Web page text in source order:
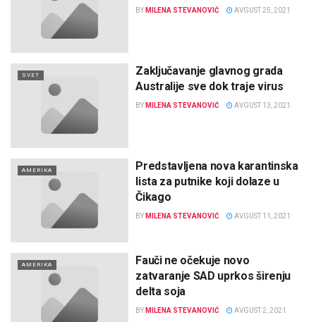
BY MILENA STEVANOVIĆ AVGUST 25, 2021
SVET
Zaključavanje glavnog grada
Australije sve dok traje virus
BY MILENA STEVANOVIĆ AVGUST 13, 2021
AMERIKA
Predstavljena nova karantinska
lista za putnike koji dolaze u
Čikago
BY MILENA STEVANOVIĆ AVGUST 11, 2021
AMERIKA
Fauči ne očekuje novo
zatvaranje SAD uprkos širenju
delta soja
BY MILENA STEVANOVIĆ AVGUST 2, 2021